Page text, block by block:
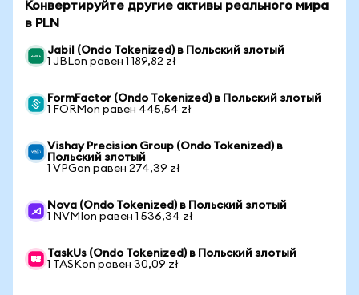
Конвертируйте другие активы реального мира
в PLN
Jabil (Ondo Tokenized) в Польский злотый
1 JBLon равен 1 189,82 zł
FormFactor (Ondo Tokenized) в Польский злотый
1 FORMon равен 445,54 zł
Vishay Precision Group (Ondo Tokenized) в
Польский злотый
1 VPGon равен 274,39 zł
Nova (Ondo Tokenized) в Польский злотый
1 NVMIon равен 1 536,34 zł
TaskUs (Ondo Tokenized) в Польский злотый
1 TASKon равен 30,09 zł